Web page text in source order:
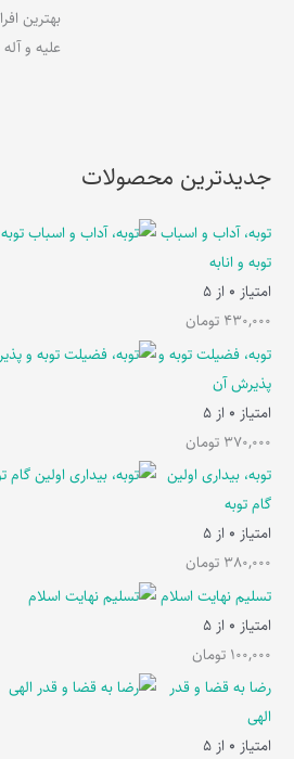
بهترین
علیه و
جدیدترین محصولات
توبه، آداب و اسباب
توبه و انابه
امتیاز 0 از 5
430,000 تومان
توبه، فضیلت توبه و
پذیرش آن
امتیاز 0 از 5
370,000 تومان
توبه، بیداری اولین
گام توبه
امتیاز 0 از 5
380,000 تومان
تسلیم نهایت اسلام
امتیاز 0 از 5
100,000 تومان
رضا به قضا و قدر
الهی
امتیاز 0 از 5